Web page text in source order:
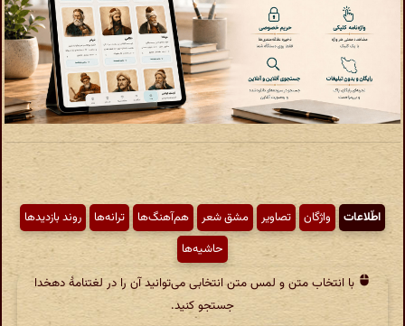
اطّلاعات واژگان تصاویر مشق شعر هم‌آهنگ‌ها ترانه‌ها
روند بازدیدها
حاشیه‌ها
با انتخاب متن و لمس متن انتخابی می‌توانید آن را در لغتنامهٔ دهخدا
جستجو کنید.